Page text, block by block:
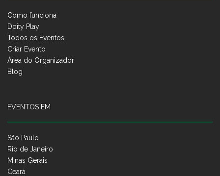
Como funciona
Doity Play
Todos os Eventos
Criar Evento
Área do Organizador
Blog
EVENTOS EM
São Paulo
Rio de Janeiro
Minas Gerais
Ceará